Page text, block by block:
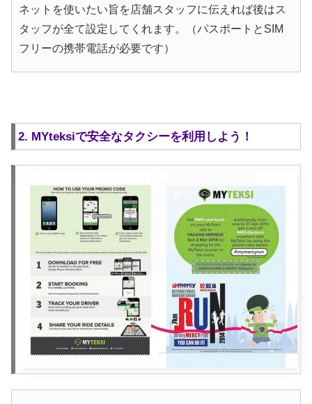
ネットを使いたい旨を店舗スタッフに伝えれば後はス
タッフが全て設定してくれます。（パスポートとSIM
フリーの携帯電話が必要です）
2. MYteksiで安全なタクシーを利用しよう！